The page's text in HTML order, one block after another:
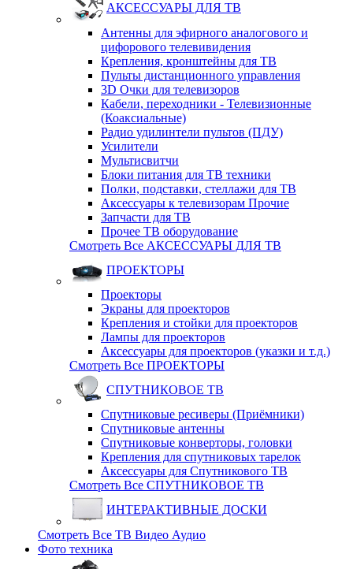
АКСЕССУАРЫ ДЛЯ ТВ
Антенны для эфирного аналогового и
цифорового телевивидения
Крепления, кронштейны для ТВ
Пульты дистанционного управления
3D Очки для телевизоров
Кабели, переходники - Телевизионные
(Коаксиальные)
Радио удилинтели пультов (ПДУ)
Усилители
Мультисвитчи
Блоки питания для ТВ техники
Полки, подставки, стеллажи для ТВ
Аксессуары к телевизорам Прочие
Запчасти для ТВ
Прочее ТВ оборудование
Смотреть Все АКСЕССУАРЫ ДЛЯ ТВ
ПРОЕКТОРЫ
Проекторы
Экраны для проекторов
Крепления и стойки для проекторов
Лампы для проекторов
Аксессуары для проекторов (указки и т.д.)
Смотреть Все ПРОЕКТОРЫ
СПУТНИКОВОЕ ТВ
Спутниковые ресиверы (Приёмники)
Спутниковые антенны
Спутниковые конверторы, головки
Крепления для спутниковых тарелок
Аксессуары для Спутникового ТВ
Смотреть Все СПУТНИКОВОЕ ТВ
ИНТЕРАКТИВНЫЕ ДОСКИ
Смотреть Все ТВ Видео Аудио
Фото техника